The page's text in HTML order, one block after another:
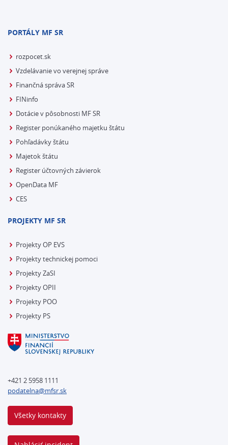
PORTÁLY MF SR
rozpocet.sk
Vzdelávanie vo verejnej správe
Finančná správa SR
FINinfo
Dotácie v pôsobnosti MF SR
Register ponúkaného majetku štátu
Pohľadávky štátu
Majetok štátu
Register účtovných závierok
OpenData MF
CES
PROJEKTY MF SR
Projekty OP EVS
Projekty technickej pomoci
Projekty ZaSI
Projekty OPII
Projekty POO
Projekty PS
+421 2 5958 1111
podatelna@mfsr.sk
Všetky kontakty